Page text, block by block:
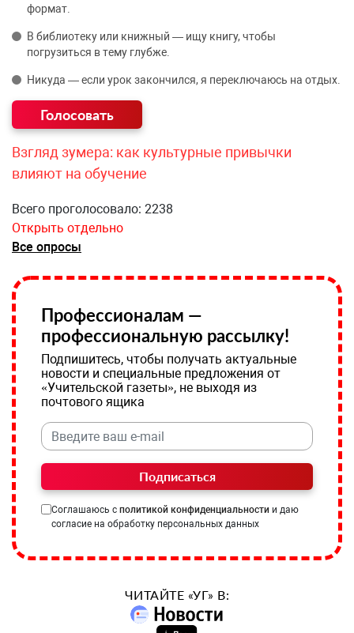
формат.
В библиотеку или книжный — ищу книгу, чтобы
погрузиться в тему глубже.
Никуда — если урок закончился, я переключаюсь на отдых.
Взгляд зумера: как культурные привычки
влияют на обучение
Всего проголосовало: 2238
Открыть отдельно
Все опросы
Профессионалам —
профессиональную рассылку!
Подпишитесь, чтобы получать актуальные
новости и специальные предложения от
«Учительской газеты», не выходя из
почтового ящика
Подписаться
Соглашаюсь с политикой конфиденциальности и даю
согласие на обработку персональных данных
ЧИТАЙТЕ «УГ» В: